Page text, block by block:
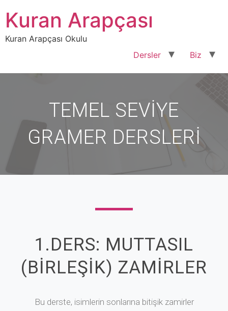
Kuran Arapçası
Kuran Arapçası Okulu
Dersler
Biz
TEMEL SEVİYE
GRAMER DERSLERİ
1.DERS: MUTTASIL
(BİRLEŞİK) ZAMİRLER
Bu derste, isimlerin sonlarına bitişik zamirler